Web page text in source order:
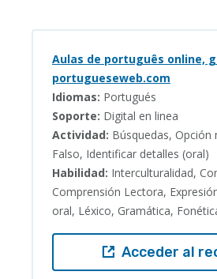
Aulas de português online,
portugueseweb.com
Idiomas: Portugués
Soporte: Digital en linea
Actividad: Búsquedas, Opción
Falso, Identificar detalles (oral)
Habilidad: Interculturalidad,
Comprensión Lectora,
oral, Léxico, Gramática,
Acceder al